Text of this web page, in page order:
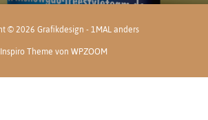
© 2026 Grafikdesign - 1MAL anders
Inspiro ThemevonWPZOOM